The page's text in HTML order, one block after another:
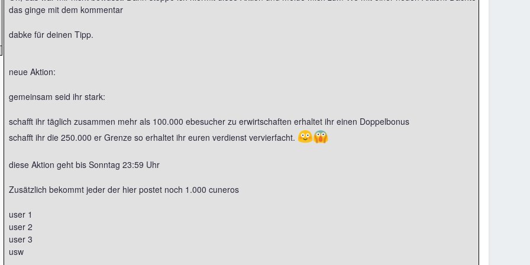
das ginge mit dem kommentar
dabke für deinen Tipp.
neue Aktion:
gemeinsam seid ihr stark:
schafft ihr täglich zusammen mehr als 100.000 ebesucher zu erwirtschaften erhaltet ihr einen Doppelbonus
schafft ihr die 250.000 er Grenze so erhaltet ihr euren verdienst vervierfacht. 😳😱
diese Aktion geht bis Sonntag 23:59 Uhr
Zusätzlich bekommt jeder der hier postet noch 1.000 cuneros
user 1
user 2
user 3
usw